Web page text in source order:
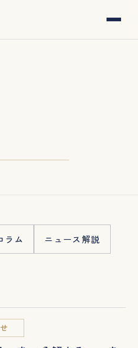
ラム ニュース解説